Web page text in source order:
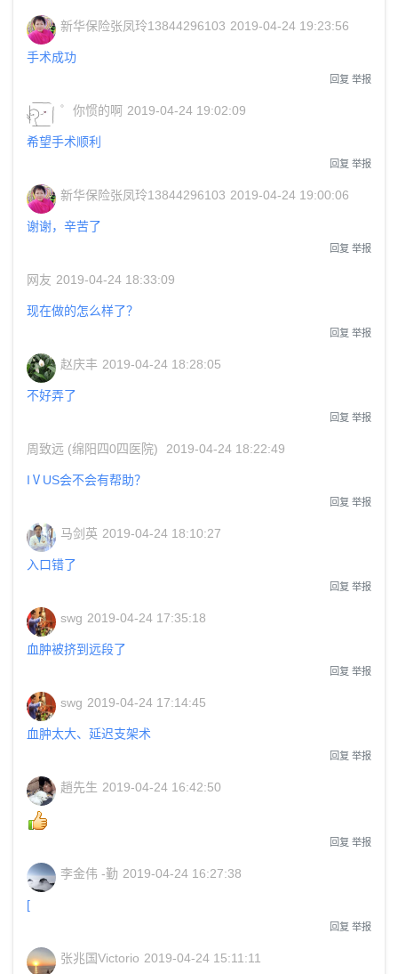
新华保险张凤玲13844296103 2019-04-24 19:23:56
手术成功
回复 举报
゜你惯的啊 2019-04-24 19:02:09
希望手术顺利
回复 举报
新华保险张凤玲13844296103 2019-04-24 19:00:06
谢谢，辛苦了
回复 举报
网友 2019-04-24 18:33:09
现在做的怎么样了？
回复 举报
赵庆丰 2019-04-24 18:28:05
不好弄了
回复 举报
周致远 (绵阳四0四医院) 2019-04-24 18:22:49
IⅤUS会不会有帮助？
回复 举报
马剑英 2019-04-24 18:10:27
入口错了
回复 举报
swg 2019-04-24 17:35:18
血肿被挤到远段了
回复 举报
swg 2019-04-24 17:14:45
血肿太大、延迟支架术
回复 举报
趙先生 2019-04-24 16:42:50
回复 举报
李金伟 -勤 2019-04-24 16:27:38
[
回复 举报
张兆国Victorio 2019-04-24 15:11:11